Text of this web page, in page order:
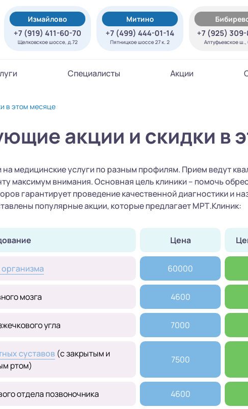
Измайлово
+7 (919) 411-60-70
Щелковское шоссе, д.72
Митино
+7 (499) 444-01-14
Пятницкое шоссе 27 к. 2
+7 (925)
Алтуфьевское ш.,
Специалисты Акции
в этом месяце
акции и скидки в
медицинские услуги по разным профилям. Прием ведут
максимум внимания. Основная цель клиники – помочь
гарантирует проведение качественной диагностики и
популярные акции, которые предлагает МРТ.Клиник:
Цена
организма 60000
мозга 4600
угла 7000
суставов (с закрытым и
ртом)
7500
отдела позвоночника 4600